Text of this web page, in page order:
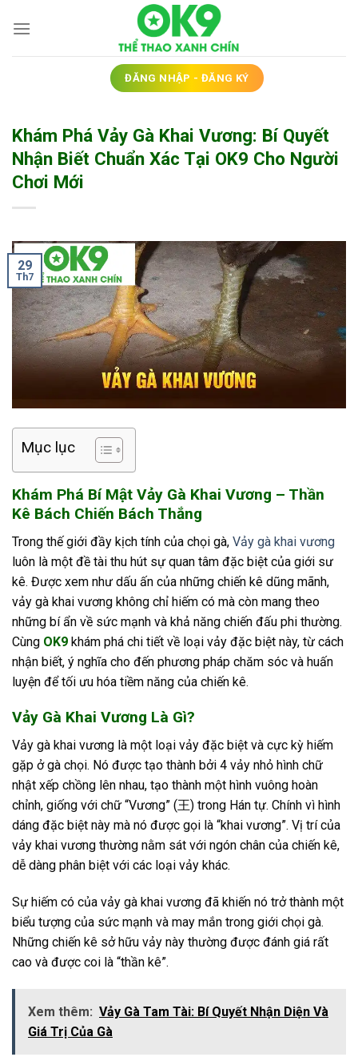
qua
ĐĂNG NHẬP - ĐĂNG KÝ
Khám Phá Vảy Gà Khai Vương: Bí Quyết
Nhận Biết Chuẩn Xác Tại OK9 Cho Người
Chơi Mới
29
Th7
Mục lục
Khám Phá Bí Mật Vảy Gà Khai Vương – Thần
Kê Bách Chiến Bách Thắng
Trong thế giới đầy kịch tính của chọi gà, Vảy gà khai vương
luôn là một đề tài thu hút sự quan tâm đặc biệt của giới sư
kê. Được xem như dấu ấn của những chiến kê dũng mãnh,
vảy gà khai vương không chỉ hiếm có mà còn mang theo
những bí ẩn về sức mạnh và khả năng chiến đấu phi thường.
Cùng OK9 khám phá chi tiết về loại vảy đặc biệt này, từ cách
nhận biết, ý nghĩa cho đến phương pháp chăm sóc và huấn
luyện để tối ưu hóa tiềm năng của chiến kê.
Vảy Gà Khai Vương Là Gì?
Vảy gà khai vương là một loại vảy đặc biệt và cực kỳ hiếm
gặp ở gà chọi. Nó được tạo thành bởi 4 vảy nhỏ hình chữ
nhật xếp chồng lên nhau, tạo thành một hình vuông hoàn
chỉnh, giống với chữ “Vương” (王) trong Hán tự. Chính vì hình
dáng đặc biệt này mà nó được gọi là “khai vương”. Vị trí của
vảy khai vương thường nằm sát với ngón chân của chiến kê,
dễ dàng phân biệt với các loại vảy khác.
Sự hiếm có của vảy gà khai vương đã khiến nó trở thành một
biểu tượng của sức mạnh và may mắn trong giới chọi gà.
Những chiến kê sở hữu vảy này thường được đánh giá rất
cao và được coi là “thần kê”.
Xem thêm: Vảy Gà Tam Tài: Bí Quyết Nhận Diện Và
Giá Trị Của Gà